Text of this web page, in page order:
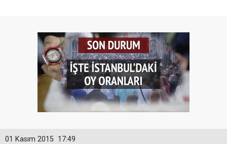
17:49
01 Kasım 2015